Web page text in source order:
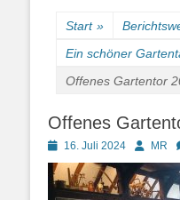
Start »
Ein schöner
Offenes Gartentor
Offenes
Posted
on
16. Juli 2024 AutorMR